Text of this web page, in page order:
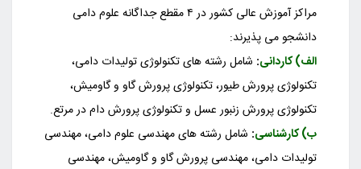
مراکز آموزش عالی کشور در ۴ مقطع جداگانه علوم دامی
دانشجو می پذیرند:
الف) کاردانی: شامل رشته های تکنولوژی تولیدات دامی،
تکنولوژی پرورش طیور، تکنولوژی پرورش گاو و گاومیش،
تکنولوژی پرورش زنبور عسل و تکنولوژی پرورش دام در مرتع.
ب) کارشناسی: شامل رشته های مهندسی علوم دامی، مهندسی
تولیدات دامی، مهندسی پرورش گاو و گاومیش، مهندسی